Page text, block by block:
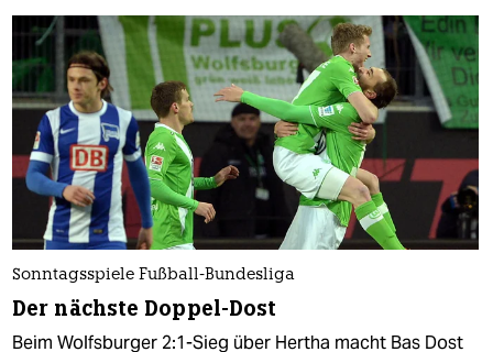
Sonntagsspiele Fußball-Bundesliga
Der nächste Doppel-Dost
Beim Wolfsburger 2:1-Sieg über Hertha macht Bas Dost